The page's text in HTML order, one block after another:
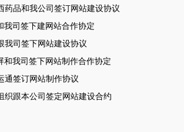
药品和我公司签订网站建设协议
我司签下建网站合作协定
我司签下网站建设协议
和我司签下网站制作合作协定
通签订网站制作协议
织跟本公司签定网站建设合约